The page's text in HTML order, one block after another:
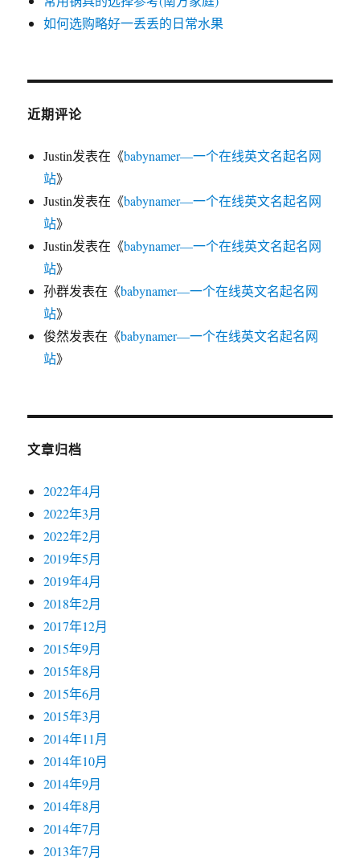
如何选购略好一丢丢的日常水果
近期评论
Justin发表在《babynamer—一个在线英文名起名网
站》
Justin发表在《babynamer—一个在线英文名起名网
站》
Justin发表在《babynamer—一个在线英文名起名网
站》
孙群发表在《babynamer—一个在线英文名起名网
站》
俊然发表在《babynamer—一个在线英文名起名网
站》
文章归档
2022年4月
2022年3月
2022年2月
2019年5月
2019年4月
2018年2月
2017年12月
2015年9月
2015年8月
2015年6月
2015年3月
2014年11月
2014年10月
2014年9月
2014年8月
2014年7月
2013年7月